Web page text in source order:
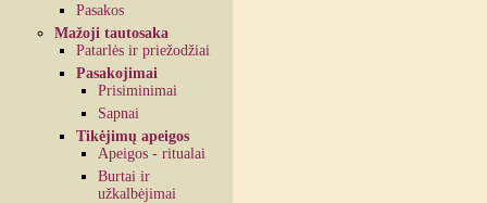
Pasakos
Mažoji tautosaka
Patarlės ir priežodžiai
Pasakojimai
Prisiminimai
Sapnai
Tikėjimų apeigos
Apeigos - ritualai
Burtai ir
užkalbėjimai